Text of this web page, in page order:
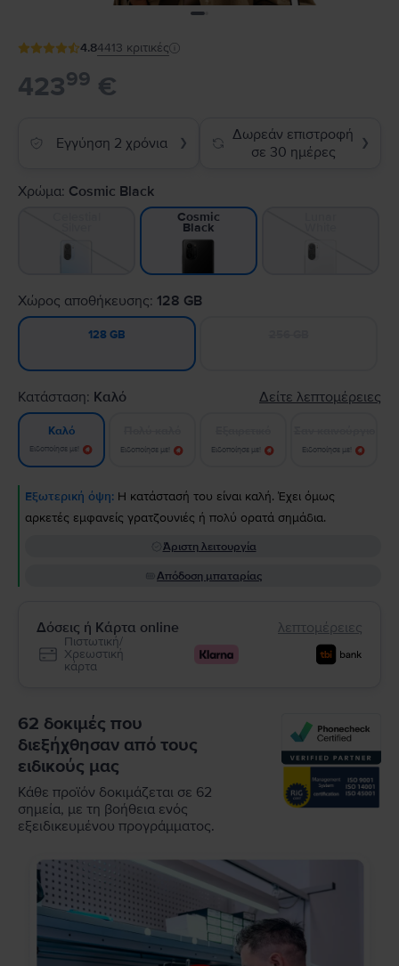
4.84413 κριτικές
42399 €
Εγγύηση 2 χρόνια ❯
Δωρεάν επιστροφή
σε 30 ημέρες
❯
Χρώμα: Cosmic Black
Cosmic
Black
Χώρος αποθήκευσης: 128 GB
128 GB
Κατάσταση: Καλό Δείτε λεπτομέρειες
Καλό
Ειδοποίησε με! Ειδοποίησε με! Ειδοποίησε με! Ειδοποίησε με!
Εξωτερική όψη: Η κατάστασή του είναι καλή. Έχει όμως
αρκετές εμφανείς γρατζουνιές ή πολύ ορατά σημάδια.
Άριστη λειτουργία
Απόδοση μπαταρίας
Δόσεις ή Κάρτα online λεπτομέρειες
Πιστωτική/
Χρεωστική
κάρτα
62 δοκιμές που
διεξήχθησαν από τους
ειδικούς μας
Κάθε προϊόν δοκιμάζεται σε 62
σημεία, με τη βοήθεια ενός
εξειδικευμένου προγράμματος.